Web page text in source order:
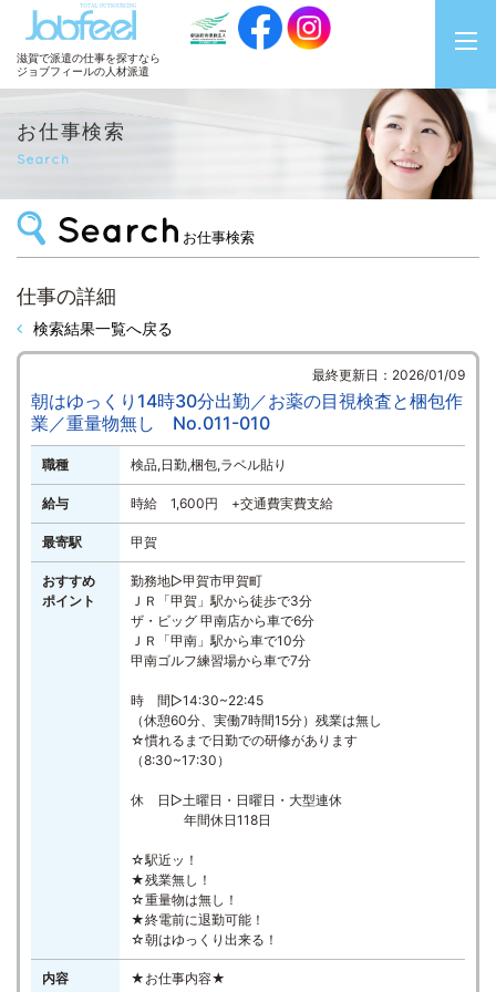
JobFeel
滋賀で派遣の仕事を探すなら
ジョブフィールの人材派遣
お仕事検索
Search
お仕事検索
仕事の詳細
検索結果一覧へ戻る
最終更新日：2026/01/09
朝はゆっくり14時30分出勤／お薬の目視検査と梱包作
業／重量物無し No.011-010
職種 検品,日勤,梱包,ラベル貼り
給与 時給 1,600円 +交通費実費支給
最寄駅 甲賀
おすすめ
ポイント
勤務地▷甲賀市甲賀町
ＪＲ「甲賀」駅から徒歩で3分
ザ・ビッグ 甲南店から車で6分
ＪＲ「甲南」駅から車で10分
甲南ゴルフ練習場から車で7分
時 間▷14:30~22:45
（休憩60分、実働7時間15分）残業は無し
☆慣れるまで日勤での研修があります
（8:30~17:30）
休 日▷土曜日・日曜日・大型連休
年間休日118日
☆駅近ッ！
★残業無し！
☆重量物は無し！
★終電前に退勤可能！
☆朝はゆっくり出来る！
内容
★お仕事内容★